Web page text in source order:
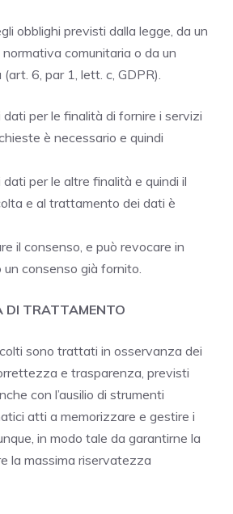
obblighi previsti dalla legge, da un
comunitaria o da un
(art. 6, par 1, lett. c, GDPR).
per le finalità di fornire i servizi
è necessario e quindi
per le altre finalità e quindi il
e al trattamento dei dati è
il consenso, e può revocare in
consenso già fornito.
DI TRATTAMENTO
sono trattati in osservanza dei
e trasparenza, previsti
con l’ausilio di strumenti
atti a memorizzare e gestire i
in modo tale da garantirne la
la massima riservatezza